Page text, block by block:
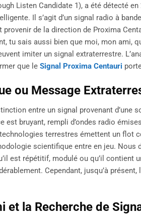
Listen Candidate 1), a été détecté
Il s’agit d’un signal radio à
provenir de la direction de Proxima
tu sais aussi bien que moi, mon ami,
imiter un signal extraterrestre.
que le Signal Proxima Centauri
ou Message
entre un signal provenant d’une
est bruyant, rempli d’ondes radio
terrestres émettent un flot
scientifique entre en jeu. Nous
est répétitif, modulé ou qu’il
Cependant, jusqu’à présent,
et la Recherche de